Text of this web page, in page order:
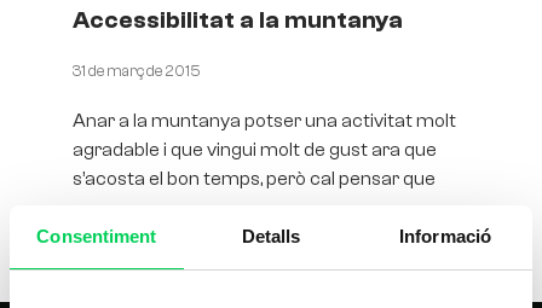
Consentiment Detalls Informació
Accessibilitat a la muntanya
31 de març de 2015
Anar a la muntanya potser una activitat molt
agradable i que vingui molt de gust ara que
s’acosta el bon temps, però cal pensar que